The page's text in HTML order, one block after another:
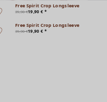
Free Spirit Crop Longsleeve
39,90 €19,90 € *
Free Spirit Crop Longsleeve
39,90 €19,90 € *